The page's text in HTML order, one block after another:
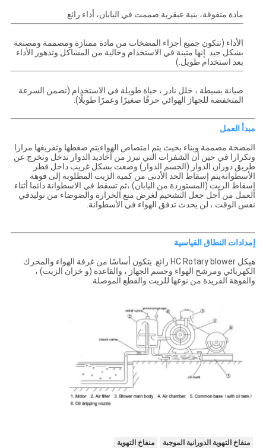
مادة متفوقة، بنية عبقرية صممت في اليابان، أداء رائع
الأداء (تتكون جميع أجزاء المضخات من مادة ممتازة ومصممة ومصنعة
بشكل جيد. إنها متينة في الاستخدام وخالية من المشاكل وتدهور الأداء
بعد استخدام طويل.)
صيانة بسيطة ، خلل نادر ، حياة طويلة في الاستخدام (تضمن السرعة
المنخفضة للجهاز الهوائي حرقًا صغيرًا وعمرًا طويلًا).
مبدأ العمل
المضخة مصممة وبناء بحيث يتم امتصاص الهواءيتم ضغطها وتفريغها مرارا
وتكرارا في حين أن الشفرات التي تبرز من أخاديد الدوار تدخل وتخرج عن
طريق دوران الدوار (الجسم الدوار) وضعت بشكل غريب داخل قطر
الأسطوانةيتم إسقاط الحد الأدنى من كمية الزيت المطلوبة إلى فوهة
إسقاط الزيت (المستوردة من اليابان) ،ثم تسقط في الاسطوانة دائما أثناء
العمل من أجل جعل التشحيم لغرض منع الحرارة والضوضاء من توليدفي
نفس الوقت ، لن يحدث تدفق الهواء في الأسطوانة.
إمدادات النطاق القياسية
هيكل HC Rotary blower رائع. يتكون أساسًا من غرفة الهواء والمحرك
الكهربائي ومرشح الهواء وجسم الجهاز ، والقاعدة (و خزان الزيت) ،
والفوهة الفريدة من نوعها للزيت والقطع الموصلة.
منفاخ التهوية الدورانية الموجبة
منفاخ التهوية